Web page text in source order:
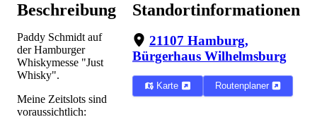
Beschreibung
Paddy Schmidt auf
der Hamburger
Whiskymesse "Just
Whisky".
Meine Zeitslots sind
voraussichtlich:
Standortinformationen
21107 Hamburg,
Bürgerhaus Wilhelmsburg
Karte Routenplaner